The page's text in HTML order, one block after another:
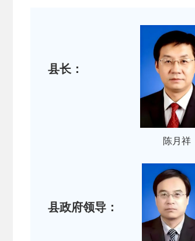
县长：
陈月祥
县政府领导：